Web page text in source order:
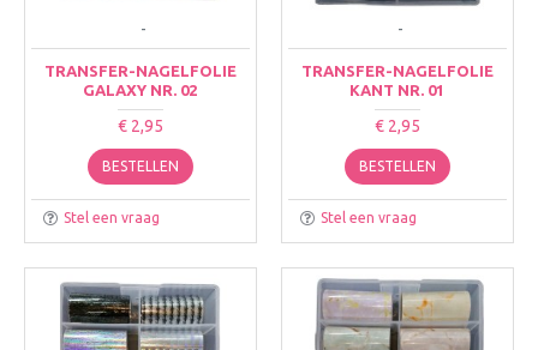
-
TRANSFER-NAGELFOLIE
GALAXY NR. 02
€ 2,95
BESTELLEN
Stel een vraag
-
TRANSFER-NAGELFOLIE
KANT NR. 01
€ 2,95
BESTELLEN
Stel een vraag